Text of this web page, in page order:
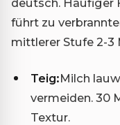
führt zu
mittlerer Stufe 2-3
Teig:Milch
vermeiden. 30
Textur.